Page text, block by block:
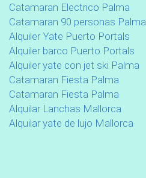
Catamaran Electrico Palma
Catamaran 90 personas Palma
Alquiler Yate Puerto Portals
Alquiler barco Puerto Portals
Alquiler yate con jet ski Palma
Catamaran Fiesta Palma
Catamaran Fiesta Palma
Alquilar Lanchas Mallorca
Alquilar yate de lujo Mallorca